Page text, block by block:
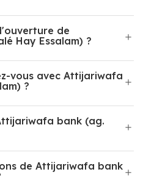
de
Hay Essalam) ?
vous avec Attijariwafa
?
bank (ag.
de Attijariwafa bank